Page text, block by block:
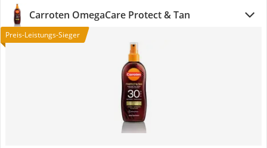
Carroten OmegaCare Protect & Tan
Preis-Leistungs-Sieger